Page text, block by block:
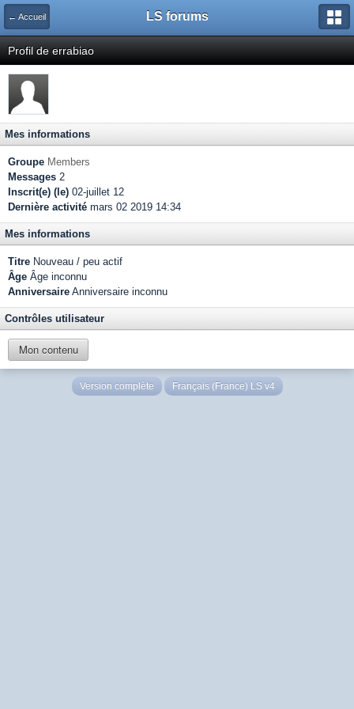
← Accueil LS forums
Profil de errabiao
Mes informations
Groupe Members
Messages 2
Inscrit(e) (le) 02-juillet 12
Dernière activité mars 02 2019 14:34
Mes informations
Titre Nouveau / peu actif
Âge Âge inconnu
Anniversaire Anniversaire inconnu
Contrôles utilisateur
Mon contenu
Version complète Français (France) LS v4